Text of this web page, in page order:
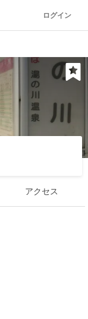
ログイン
アクセス